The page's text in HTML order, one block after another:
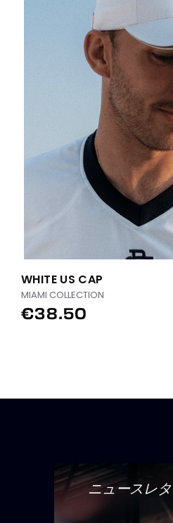
WHITE US CAP
MIAMI COLLECTION
€38.50
ニュースレ